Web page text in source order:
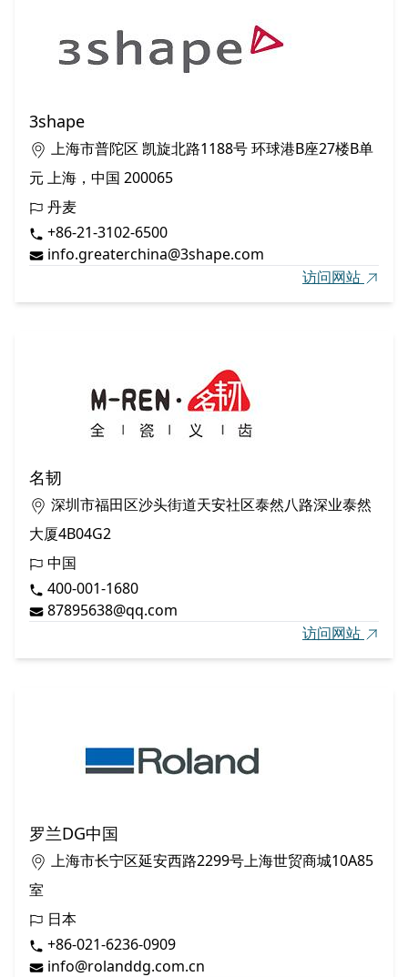
3shape
上海市普陀区 凯旋北路1188号 环球港B座27楼B单
元 上海，中国 200065
丹麦
+86-21-3102-6500
info.greaterchina@3shape.com
访问网站
名韧
深圳市福田区沙头街道天安社区泰然八路深业泰然
大厦4B04G2
中国
400-001-1680
87895638@qq.com
访问网站
罗兰DG中国
上海市长宁区延安西路2299号上海世贸商城10A85
室
日本
+86-021-6236-0909
info@rolanddg.com.cn